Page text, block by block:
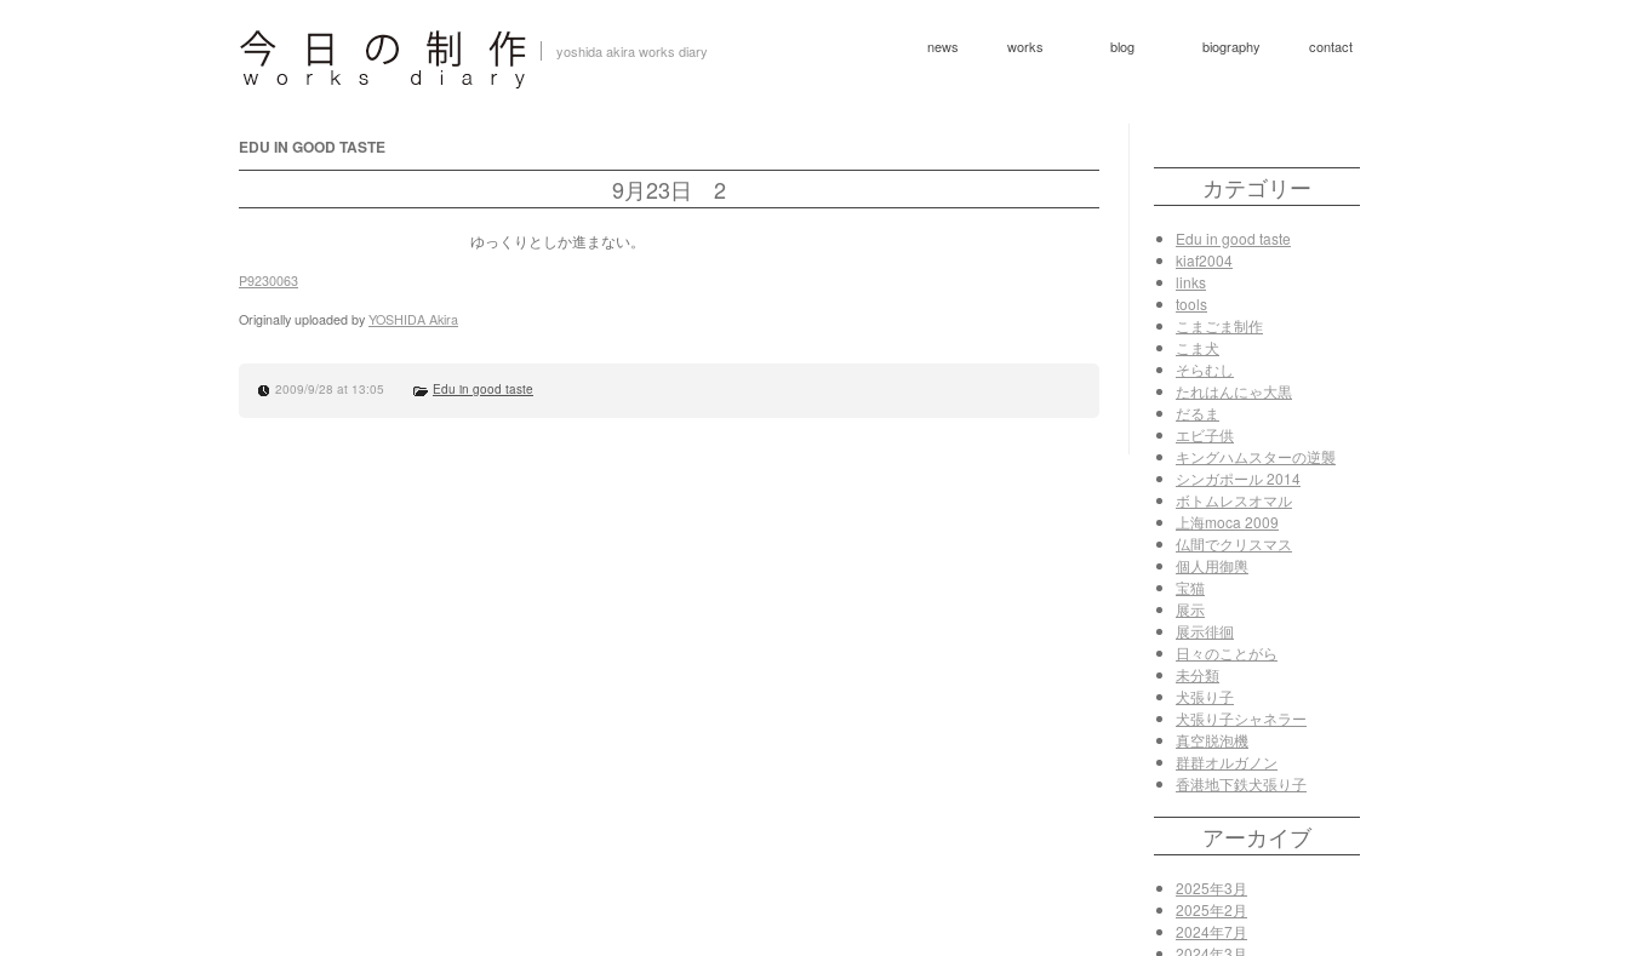
yoshida akira works diary news works blog biography contact
EDU IN GOOD TASTE
9月23日 2
P9230063
Originally uploaded by YOSHIDA Akira
ゆっくりとしか進まない。
2009/9/28 at 13:05 Edu in good taste
カテゴリー
Edu in good taste
kiaf2004
links
tools
こまごま制作
こま犬
そらむし
たれはんにゃ大黒
だるま
エビ子供
キングハムスターの逆襲
シンガポール 2014
ボトムレスオマル
上海moca 2009
仏間でクリスマス
個人用御輿
宝猫
展示
展示徘徊
日々のことがら
未分類
犬張り子
犬張り子シャネラー
真空脱泡機
群群オルガノン
香港地下鉄犬張り子
アーカイブ
2025年3月
2025年2月
2024年7月